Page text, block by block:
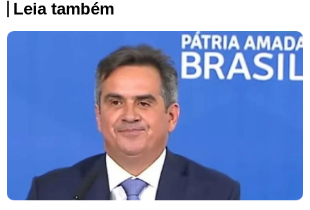
Leia também